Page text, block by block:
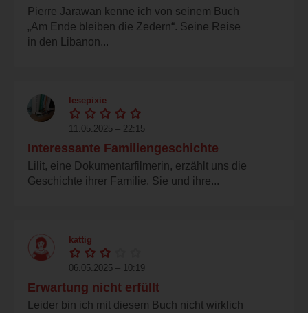
Pierre Jarawan kenne ich von seinem Buch
„Am Ende bleiben die Zedern“. Seine Reise
in den Libanon...
lesepixie
11.05.2025 – 22:15
Interessante Familiengeschichte
Lilit, eine Dokumentarfilmerin, erzählt uns die
Geschichte ihrer Familie. Sie und ihre...
kattig
06.05.2025 – 10:19
Erwartung nicht erfüllt
Leider bin ich mit diesem Buch nicht wirklich